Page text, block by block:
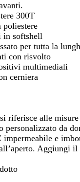
300T
in softshell
per tutta la
con risvolto
multimediali
cerniera
riferisce alle
da
impermeabile e
Aggiungi